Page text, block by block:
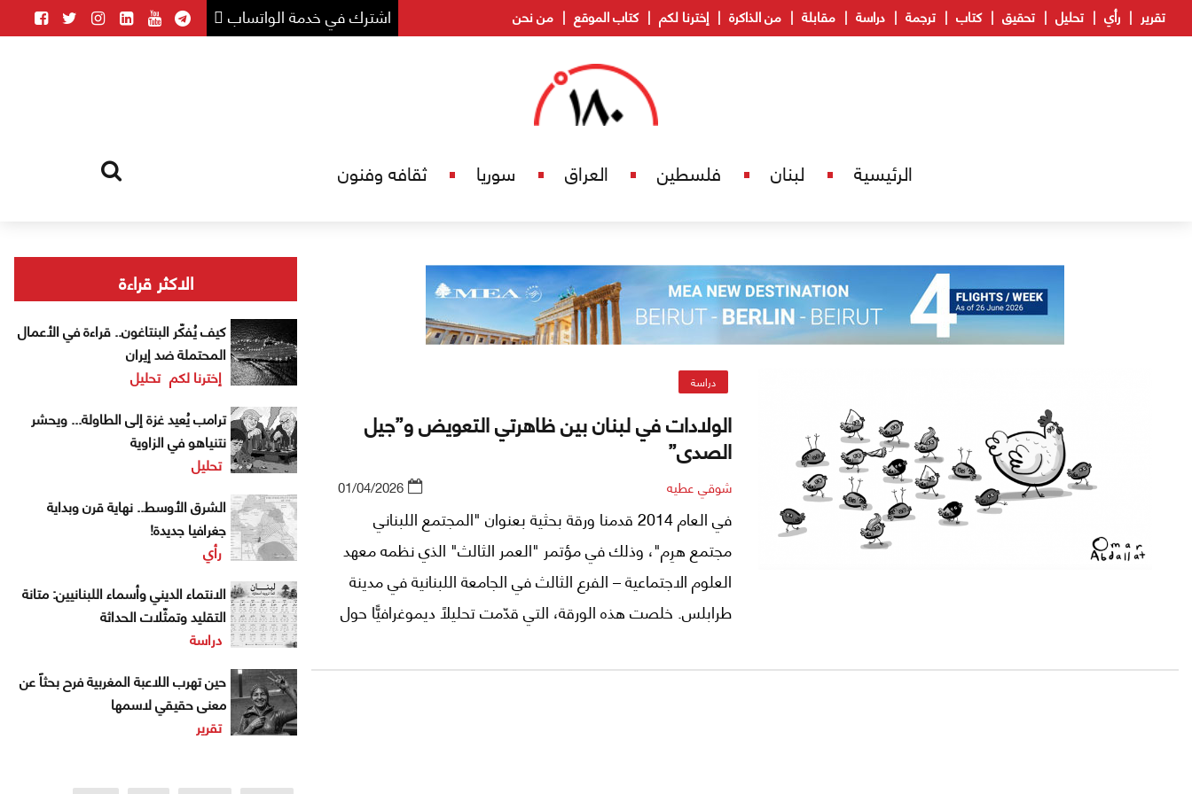
اشترك في خدمة الواتساب تقرير رأي تحليل تحقيق كتاب ترجمة دراسة مقابلة من الذاكرة إخترنا لكم كتاب الموقع من نحن
الرئيسية لبنان فلسطين العراق سوريا ثقافه وفنون
دراسة
الولادات في لبنان بين ظاهرتي التعويض و”جيل
الصدى”
شوقي عطيه 01/04/2026
في العام 2014 قدمنا ورقة بحثية بعنوان "المجتمع اللبناني
مجتمع هرِم"، وذلك في مؤتمر "العمر الثالث" الذي نظمه معهد
العلوم الاجتماعية – الفرع الثالث في الجامعة اللبنانية في مدينة
طرابلس. خلصت هذه الورقة، التي قدّمت تحليلًا ديموغرافيًّا حول
والخصوبة في لبنان مستمرة منذ العام 1995 (...) ومن المتوقّع
الاكثر قراءة
كيف يُفكّر البنتاغون.. قراءة في الأعمال
المحتملة ضد إيران
إخترنا لكم تحليل
ترامب يُعيد غزة إلى الطاولة... ويحشر
نتنياهو في الزاوية
تحليل
الشرق الأوسط.. نهاية قرن وبداية
جغرافيا جديدة!
رأي
الانتماء الديني وأسماء اللبنانيين: متانة
التقليد وتمثّلات الحداثة
دراسة
حين تهرب اللاعبة المغربية فرح بحثاً عن
معنى حقيقي لاسمها
تقرير